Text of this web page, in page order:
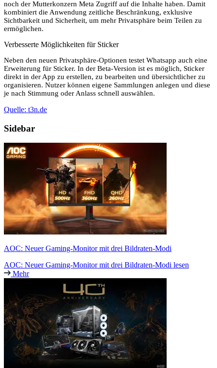
noch der Mutterkonzern Meta Zugriff auf die Inhalte haben. Damit
kombiniert die Anwendung zeitliche Beschränkung, exklusive
Sichtbarkeit und Sicherheit, um mehr Privatsphäre beim Teilen zu
ermöglichen.
Verbesserte Möglichkeiten für Sticker
Neben den neuen Privatsphäre-Optionen testet Whatsapp auch eine
Erweiterung für Sticker. In der Beta-Version ist es möglich, Sticker
direkt in der App zu erstellen, zu bearbeiten und übersichtlicher zu
organisieren. Nutzer können eigene Sammlungen anlegen und diese
je nach Stimmung oder Anlass schnell auswählen.
Quelle: t3n.de
Sidebar
AOC: Neuer Gaming-Monitor mit drei Bildraten-Modi
AOC: Neuer Gaming-Monitor mit drei Bildraten-Modi lesen
Mehr